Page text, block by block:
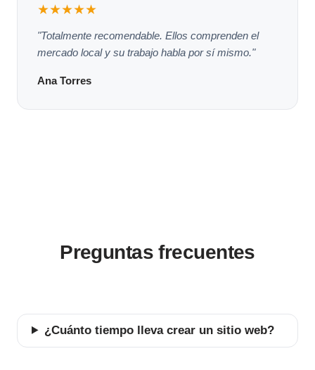
★★★★★
"Totalmente recomendable. Ellos comprenden el
mercado local y su trabajo habla por sí mismo."
Ana Torres
Preguntas frecuentes
¿Cuánto tiempo lleva crear un sitio web?